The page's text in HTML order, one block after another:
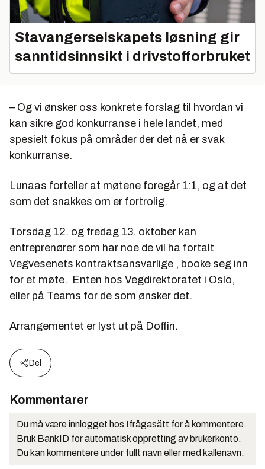
Stavangerselskapets løsning gir
sanntidsinnsikt i drivstofforbruket
– Og vi ønsker oss konkrete forslag til hvordan vi
kan sikre god konkurranse i hele landet, med
spesielt fokus på områder der det nå er svak
konkurranse.
Lunaas forteller at møtene foregår 1:1, og at det
som det snakkes om er fortrolig.
Torsdag 12. og fredag 13. oktober kan
entreprenører som har noe de vil ha fortalt
Vegvesenets kontraktsansvarlige , booke seg inn
for et møte. Enten hos Vegdirektoratet i Oslo,
eller på Teams for de som ønsker det.
Arrangementet er lyst ut på Doffin.
Del
Kommentarer
Du må være innlogget hos Ifrågasätt for å kommentere.
Bruk BankID for automatisk oppretting av brukerkonto.
Du kan kommentere under fullt navn eller med kallenavn.